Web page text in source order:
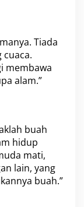
Tiada
membawa
alam.”
buah
hidup
mati,
lain, yang
buah.”